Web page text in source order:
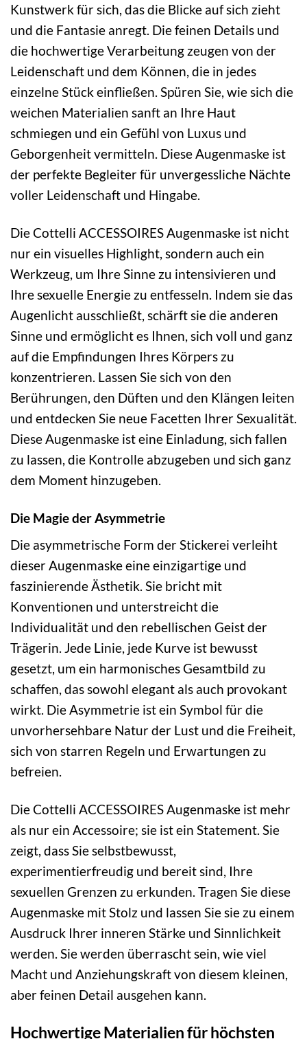
Kunstwerk für sich, das die Blicke auf sich zieht
und die Fantasie anregt. Die feinen Details und
die hochwertige Verarbeitung zeugen von der
Leidenschaft und dem Können, die in jedes
einzelne Stück einfließen. Spüren Sie, wie sich die
weichen Materialien sanft an Ihre Haut
schmiegen und ein Gefühl von Luxus und
Geborgenheit vermitteln. Diese Augenmaske ist
der perfekte Begleiter für unvergessliche Nächte
voller Leidenschaft und Hingabe.
Die Cottelli ACCESSOIRES Augenmaske ist nicht
nur ein visuelles Highlight, sondern auch ein
Werkzeug, um Ihre Sinne zu intensivieren und
Ihre sexuelle Energie zu entfesseln. Indem sie das
Augenlicht ausschließt, schärft sie die anderen
Sinne und ermöglicht es Ihnen, sich voll und ganz
auf die Empfindungen Ihres Körpers zu
konzentrieren. Lassen Sie sich von den
Berührungen, den Düften und den Klängen leiten
und entdecken Sie neue Facetten Ihrer Sexualität.
Diese Augenmaske ist eine Einladung, sich fallen
zu lassen, die Kontrolle abzugeben und sich ganz
dem Moment hinzugeben.
Die Magie der Asymmetrie
Die asymmetrische Form der Stickerei verleiht
dieser Augenmaske eine einzigartige und
faszinierende Ästhetik. Sie bricht mit
Konventionen und unterstreicht die
Individualität und den rebellischen Geist der
Trägerin. Jede Linie, jede Kurve ist bewusst
gesetzt, um ein harmonisches Gesamtbild zu
schaffen, das sowohl elegant als auch provokant
wirkt. Die Asymmetrie ist ein Symbol für die
unvorhersehbare Natur der Lust und die Freiheit,
sich von starren Regeln und Erwartungen zu
befreien.
Die Cottelli ACCESSOIRES Augenmaske ist mehr
als nur ein Accessoire; sie ist ein Statement. Sie
zeigt, dass Sie selbstbewusst,
experimentierfreudig und bereit sind, Ihre
sexuellen Grenzen zu erkunden. Tragen Sie diese
Augenmaske mit Stolz und lassen Sie sie zu einem
Ausdruck Ihrer inneren Stärke und Sinnlichkeit
werden. Sie werden überrascht sein, wie viel
Macht und Anziehungskraft von diesem kleinen,
aber feinen Detail ausgehen kann.
Hochwertige Materialien für höchsten